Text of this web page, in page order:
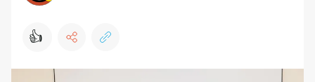
👍